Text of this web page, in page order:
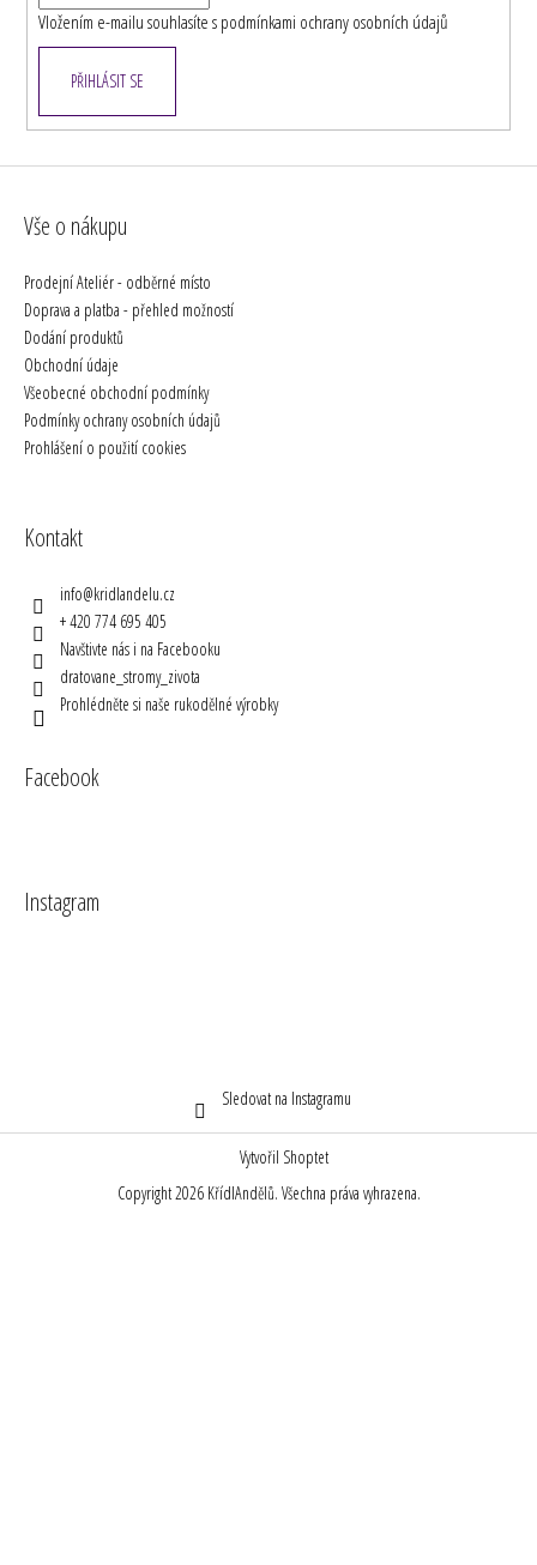
Vložením e-mailu souhlasíte spodmínkami ochrany osobních údajů
PŘIHLÁSIT SE
Vše o nákupu
Prodejní Ateliér - odběrné místo
Doprava a platba - přehled možností
Dodání produktů
Obchodní údaje
Všeobecné obchodní podmínky
Podmínky ochrany osobních údajů
Prohlášení o použití cookies
Kontakt
info@kridlandelu.cz
+ 420 774 695 405
Navštivte nás i na Facebooku
dratovane_stromy_zivota
Prohlédněte si naše rukodělné výrobky
Facebook
Instagram
Sledovat na Instagramu
Vytvořil Shoptet
Copyright 2026 KřídlAndělů. Všechna práva vyhrazena.